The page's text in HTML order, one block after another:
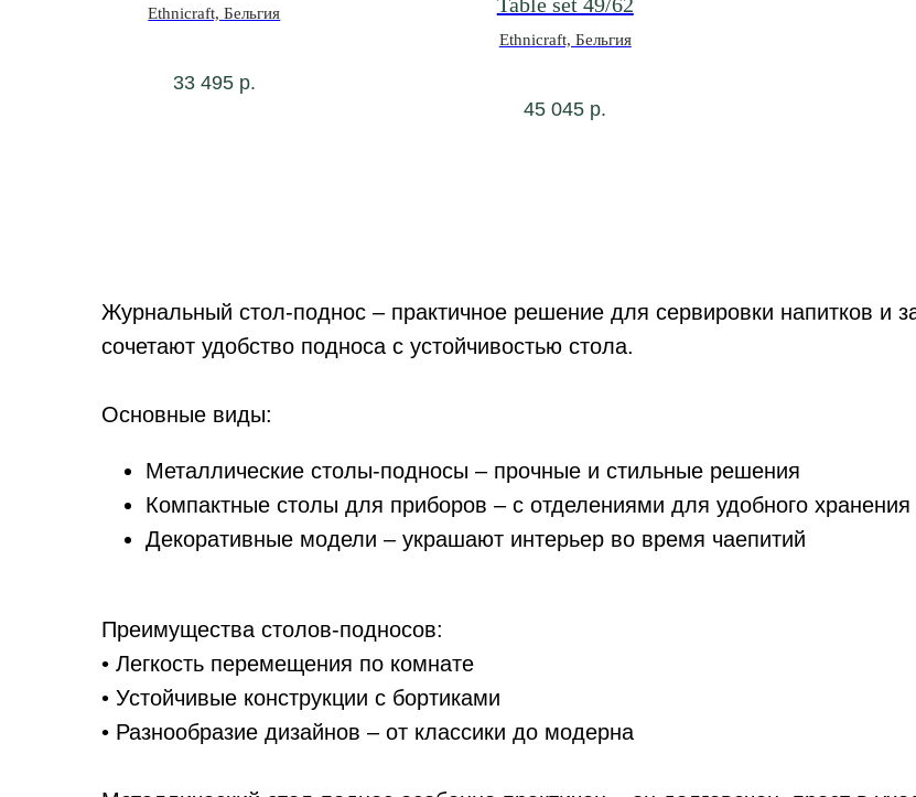
Ethnicraft, Бельгия
33 495 р.
Ethnicraft, Бельгия
45 045 р.
Журнальный стол-поднос – практичное решение для сервировки напитков и
сочетают удобство подноса с устойчивостью стола.
Основные виды:
Металлические столы-подносы – прочные и стильные решения
Компактные столы для приборов – с отделениями для удобного хранения
Декоративные модели – украшают интерьер во время чаепитий
Преимущества столов-подносов:
• Легкость перемещения по комнате
• Устойчивые конструкции с бортиками
• Разнообразие дизайнов – от классики до модерна